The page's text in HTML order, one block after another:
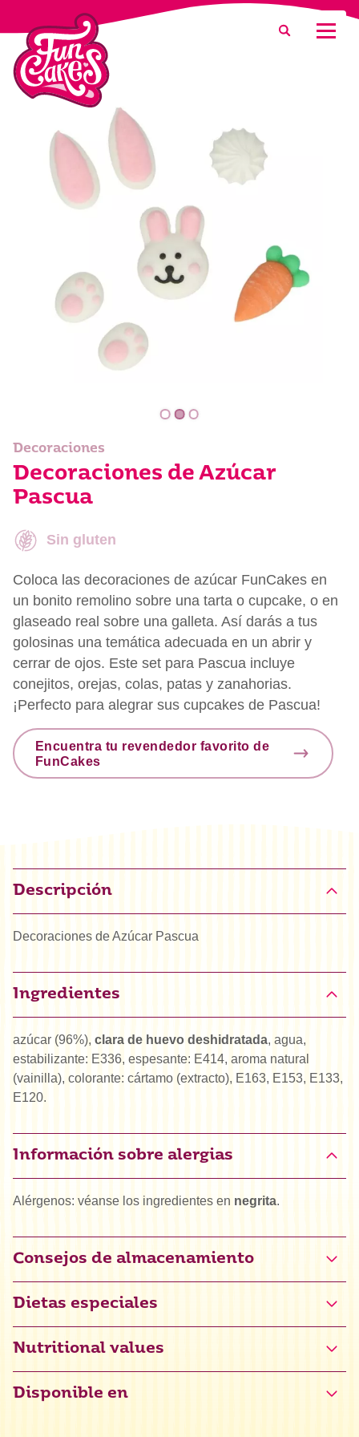
¿Qué estás buscando?
Buscar
Decoraciones
Decoraciones de Azúcar
Pascua
Sin gluten
Coloca las decoraciones de azúcar FunCakes en
un bonito remolino sobre una tarta o cupcake, o en
glaseado real sobre una galleta. Así darás a tus
golosinas una temática adecuada en un abrir y
cerrar de ojos. Este set para Pascua incluye
conejitos, orejas, colas, patas y zanahorias.
¡Perfecto para alegrar sus cupcakes de Pascua!
Encuentra tu revendedor favorito de
FunCakes
Descripción
Decoraciones de Azúcar Pascua
Ingredientes
azúcar (96%), clara de huevo deshidratada, agua,
estabilizante: E336, espesante: E414, aroma natural
(vainilla), colorante: cártamo (extracto), E163, E153, E133,
E120.
Información sobre alergias
Alérgenos: véanse los ingredientes en negrita.
Consejos de almacenamiento
Dietas especiales
Certificado sin gluten (NL-090-147)
Nutritional values
Disponible en